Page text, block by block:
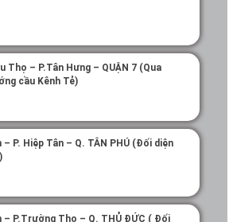
Thọ – P.Tân Hưng – QUẬN 7 (Qua
cầu Kênh Tẻ)
– P. Hiệp Tân – Q. TÂN PHÚ (Đối diện
– P.Trường Thọ – Q. THỦ ĐỨC ( Đối